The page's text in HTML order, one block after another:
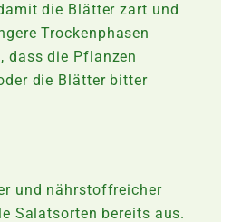
die Blätter zart und
Trockenphasen
dass die Pflanzen
die Blätter bitter
und nährstoffreicher
Salatsorten bereits aus.